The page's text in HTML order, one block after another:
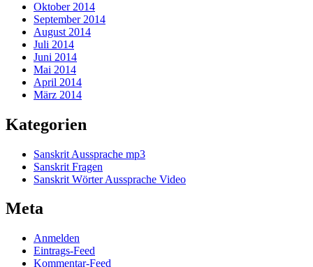
Oktober 2014
September 2014
August 2014
Juli 2014
Juni 2014
Mai 2014
April 2014
März 2014
Kategorien
Sanskrit Aussprache mp3
Sanskrit Fragen
Sanskrit Wörter Aussprache Video
Meta
Anmelden
Eintrags-Feed
Kommentar-Feed